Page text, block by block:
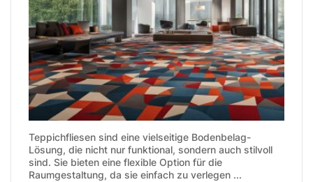
Teppichfliesen sind eine vielseitige Bodenbelag-
Lösung, die nicht nur funktional, sondern auch stilvoll
sind. Sie bieten eine flexible Option für die
Raumgestaltung, da sie einfach zu verlegen ...